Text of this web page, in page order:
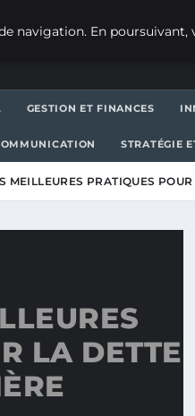
GESTION ET FINANCES
STRATÉGIE
MEILLEURES PRATIQUES
LA DETTE
navigation. En